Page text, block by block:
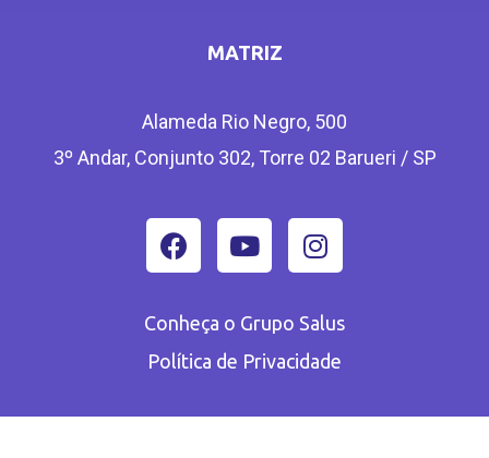
MATRIZ
Alameda Rio Negro, 500
3º Andar, Conjunto 302, Torre 02 Barueri / SP
Conheça o Grupo Salus
Política de Privacidade